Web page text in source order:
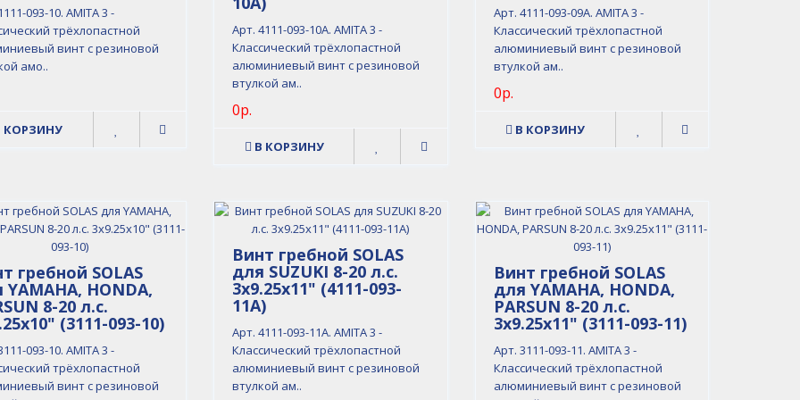
093-10. AMITA 3 -
трёхлопастной
винт с резиновой
амо..
КОРЗИНУ
Арт. 4111-093-10A. AMITA 3 -
Классический трёхлопастной
алюминиевый винт с резиновой
втулкой ам..
0р.
В КОРЗИНУ
Арт. 4111-093-09A. AMITA 3 -
Классический трёхлопастной
алюминиевый винт с резиновой
втулкой ам..
0р.
В КОРЗИНУ
гребной SOLAS
HONDA,
8-20 л.с.
(3111-093-10)
093-10. AMITA 3 -
трёхлопастной
винт с резиновой
Винт гребной SOLAS
для SUZUKI 8-20 л.с.
3x9.25x11" (4111-093-
11A)
Арт. 4111-093-11A. AMITA 3 -
Классический трёхлопастной
алюминиевый винт с резиновой
втулкой ам..
Винт гребной SOLAS
для YAMAHA, HONDA,
PARSUN 8-20 л.с.
3x9.25x11" (3111-093-11)
Арт. 3111-093-11. AMITA 3 -
Классический трёхлопастной
алюминиевый винт с резиновой